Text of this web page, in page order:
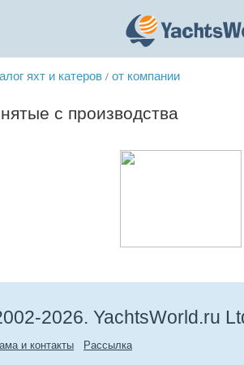
яхт и катеров / от компании
с производства
2026. YachtsWorld.ru
и контакты Рассылка